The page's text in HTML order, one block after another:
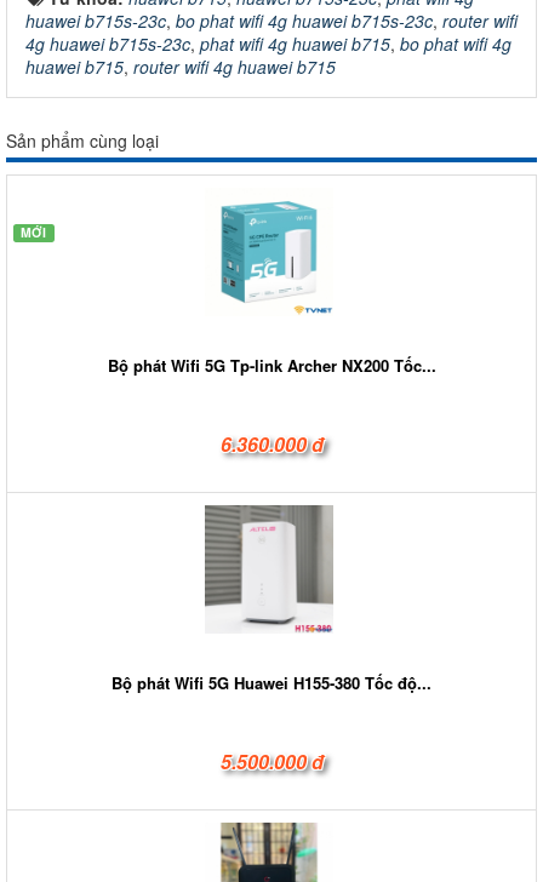
huawei b715s-23c, bo phat wifi 4g huawei b715s-23c, router wifi
4g huawei b715s-23c, phat wifi 4g huawei b715, bo phat wifi 4g
huawei b715, router wifi 4g huawei b715
Sản phẩm cùng loại
MỚI
Bộ phát Wifi 5G Tp-link Archer NX200 Tốc...
6.360.000 đ
Bộ phát Wifi 5G Huawei H155-380 Tốc độ...
5.500.000 đ